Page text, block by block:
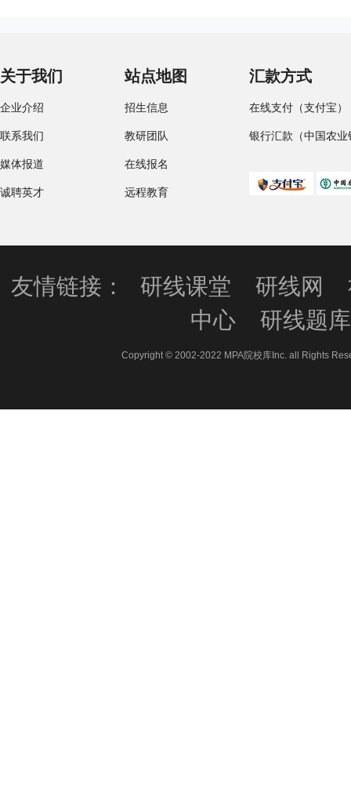
关于我们
企业介绍
联系我们
媒体报道
诚聘英才
站点地图
招生信息
教研团队
在线报名
远程教育
汇款方式
在线支付（支付宝）
银行汇款（中国农业
友情链接： 研线课堂 研线网
中心
研线题库
Copyright © 2002-2022 MPA院校库Inc. all Rights